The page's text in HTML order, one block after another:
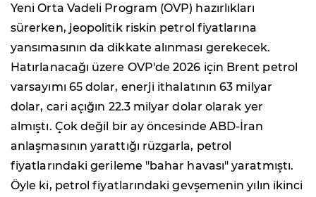
Yeni Orta Vadeli Program (OVP) hazırlıkları
sürerken, jeopolitik riskin petrol fiyatlarına
yansımasının da dikkate alınması gerekecek.
Hatırlanacağı üzere OVP'de 2026 için Brent petrol
varsayımı 65 dolar, enerji ithalatının 63 milyar
dolar, cari açığın 22.3 milyar dolar olarak yer
almıştı. Çok değil bir ay öncesinde ABD-İran
anlaşmasının yarattığı rüzgarla, petrol
fiyatlarındaki gerileme "bahar havası" yaratmıştı.
Öyle ki, petrol fiyatlarındaki gevşemenin yılın ikinci